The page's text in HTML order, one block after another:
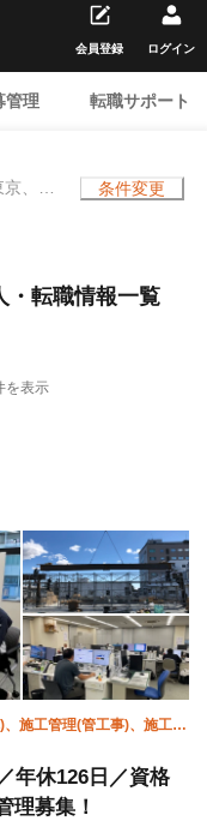
管理 転職サポート
会員登録 ログイン
、神
条件変更
・転職情報一覧
を表示
施工管理(管工事)、施工管
年休126日／資格
理募集！